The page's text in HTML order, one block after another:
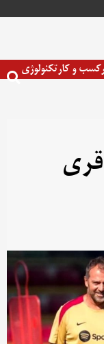
کسب و کارتکنولوژی